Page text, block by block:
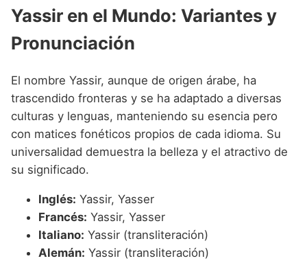
Yassir en el Mundo: Variantes y
Pronunciación
El nombre Yassir, aunque de origen árabe, ha
trascendido fronteras y se ha adaptado a diversas
culturas y lenguas, manteniendo su esencia pero
con matices fonéticos propios de cada idioma. Su
universalidad demuestra la belleza y el atractivo de
su significado.
Inglés: Yassir, Yasser
Francés: Yassir, Yasser
Italiano: Yassir (transliteración)
Alemán: Yassir (transliteración)